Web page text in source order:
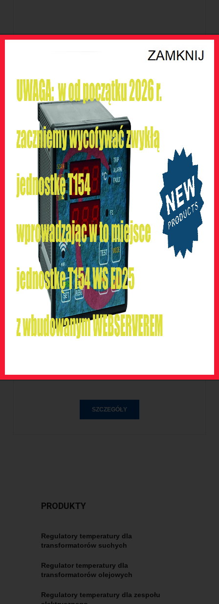
BARRA 600
SZCZEGÓŁY
SZCZEGÓŁY
PRODUKTY
Regulatory temperatury dla
transformatorów suchych
Regulator temperatury dla
transformatorów olejowych
Regulatory temperatury dla zespołu